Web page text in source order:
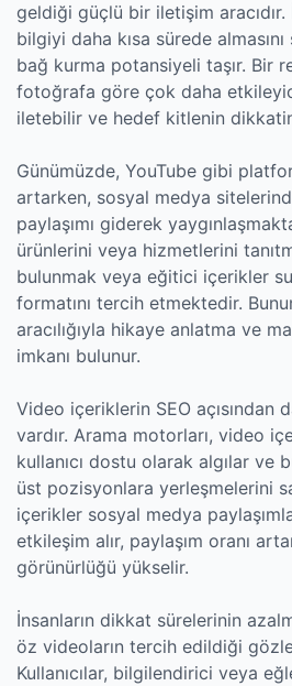
geldiği güçlü bir iletişim aracıdır.
bilgiyi daha kısa sürede
bağ kurma potansiyeli taşır. Bir
fotoğrafa göre çok daha
iletebilir ve hedef kitlenin
Günümüzde, YouTube gibi
artarken, sosyal medya
paylaşımı giderek
ürünlerini veya hizmetlerini
bulunmak veya eğitici içerikler
formatını tercih etmektedir.
aracılığıyla hikaye anlatma ve
imkanı bulunur.
Video içeriklerin SEO açısından
vardır. Arama motorları, video
kullanıcı dostu olarak algılar ve
üst pozisyonlara yerleşmelerini
içerikler sosyal medya
etkileşim alır, paylaşım oranı
görünürlüğü yükselir.
İnsanların dikkat sürelerinin
öz videoların tercih edildiği
Kullanıcılar, bilgilendirici veya